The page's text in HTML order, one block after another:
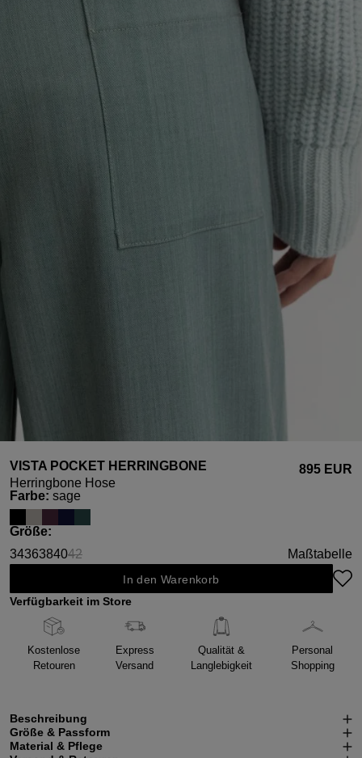
VISTA POCKET HERRINGBONE
Herringbone Hose
895 EUR
Farbeauswählen
: sage
Größeauswählen
:
3436384042
(Diese Option ist zurzeit nicht verfügbar.)
Maßtabelle
In den Warenkorb
Verfügbarkeit im Store
Kostenlose
Retouren
Express
Versand
Qualität &
Langlebigkeit
Personal
Shopping
Beschreibung
Größe & Passform
Material & Pflege